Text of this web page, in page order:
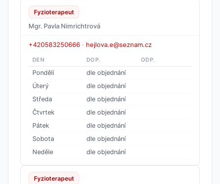
Fyzioterapeut
Mgr. Pavla Nimrichtrová
+420583250666 · hejlova.e@seznam.cz
DEN DOP. ODP.
Pondělí
dle objednání
Úterý
dle objednání
Středa
dle objednání
Čtvrtek
dle objednání
Pátek
dle objednání
Sobota
dle objednání
Neděle
dle objednání
Fyzioterapeut